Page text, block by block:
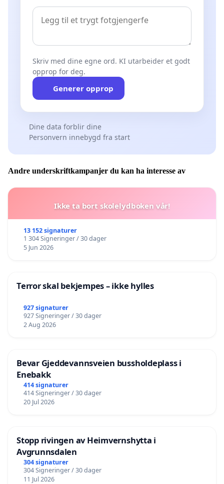
Skriv med dine egne ord. KI utarbeider et godt
opprop for deg.
Generer opprop
Dine data forblir dine
Personvern innebygd fra start
Andre underskriftkampanjer du kan ha interesse av
Ikke ta bort skolelydboken vår!
13 152 signaturer
1 304 Signeringer / 30 dager
5 Jun 2026
Terror skal bekjempes – ikke hylles
927 signaturer
927 Signeringer / 30 dager
2 Aug 2026
Bevar Gjeddevannsveien bussholdeplass i
Enebakk
414 signaturer
414 Signeringer / 30 dager
20 Jul 2026
Stopp rivingen av Heimvernshytta i
Avgrunnsdalen
304 signaturer
304 Signeringer / 30 dager
11 Jul 2026